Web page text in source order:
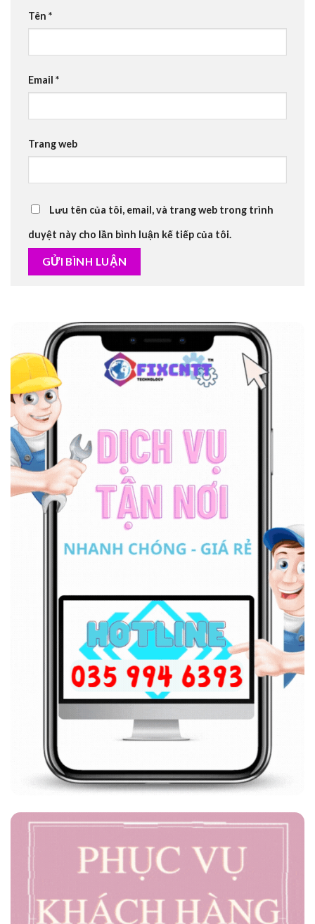
Tên *
Email *
Trang web
Lưu tên của tôi, email, và trang web trong trình
duyệt này cho lần bình luận kế tiếp của tôi.